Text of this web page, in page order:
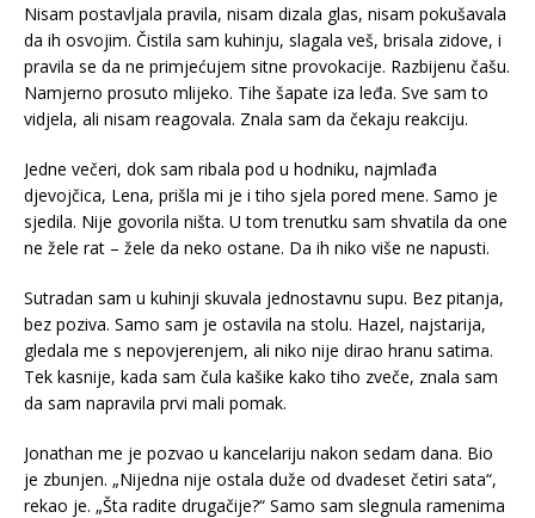
Nisam postavljala pravila, nisam dizala glas, nisam pokušavala
da ih osvojim. Čistila sam kuhinju, slagala veš, brisala zidove, i
pravila se da ne primjećujem sitne provokacije. Razbijenu čašu.
Namjerno prosuto mlijeko. Tihe šapate iza leđa. Sve sam to
vidjela, ali nisam reagovala. Znala sam da čekaju reakciju.
Jedne večeri, dok sam ribala pod u hodniku, najmlađa
djevojčica, Lena, prišla mi je i tiho sjela pored mene. Samo je
sjedila. Nije govorila ništa. U tom trenutku sam shvatila da one
ne žele rat – žele da neko ostane. Da ih niko više ne napusti.
Sutradan sam u kuhinji skuvala jednostavnu supu. Bez pitanja,
bez poziva. Samo sam je ostavila na stolu. Hazel, najstarija,
gledala me s nepovjerenjem, ali niko nije dirao hranu satima.
Tek kasnije, kada sam čula kašike kako tiho zveče, znala sam
da sam napravila prvi mali pomak.
Jonathan me je pozvao u kancelariju nakon sedam dana. Bio
je zbunjen. „Nijedna nije ostala duže od dvadeset četiri sata“,
rekao je. „Šta radite drugačije?“ Samo sam slegnula ramenima